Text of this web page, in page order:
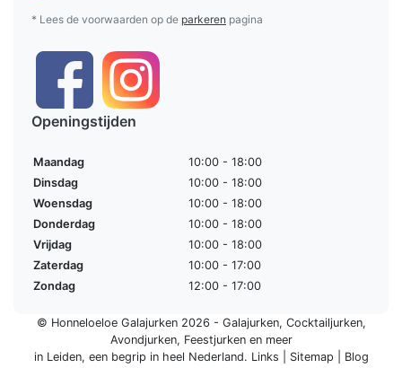
* Lees de voorwaarden op de parkeren pagina
Openingstijden
Maandag
10:00 - 18:00
Dinsdag
10:00 - 18:00
Woensdag
10:00 - 18:00
Donderdag
10:00 - 18:00
Vrijdag
10:00 - 18:00
Zaterdag
10:00 - 17:00
Zondag
12:00 - 17:00
© Honneloeloe Galajurken 2026 - Galajurken, Cocktailjurken,
Avondjurken, Feestjurkenen meer
in Leiden, een begrip in heel Nederland. Links Sitemap Blog